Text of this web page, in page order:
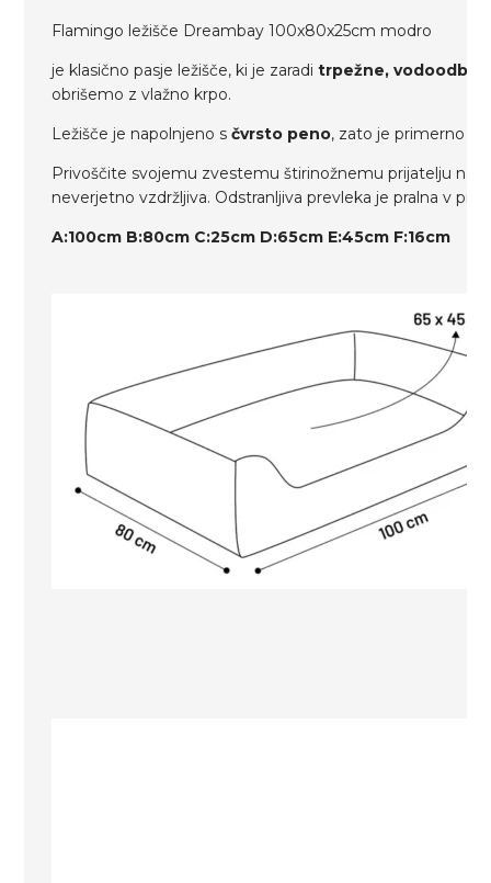
Flamingo ležišče Dreambay 100x80x25cm modro
je klasično pasje ležišče, ki je zaraditrpežne,
obrišemo z vlažno krpo.
Ležišče je napolnjeno sčvrsto peno, zato je primerno
Privoščite svojemu zvestemu štirinožnemu prijatelju
neverjetno vzdržljiva. Odstranljiva prevleka je pralna v
A:100cm B:80cm C:25cm D:65cm E:45cm F:16cm